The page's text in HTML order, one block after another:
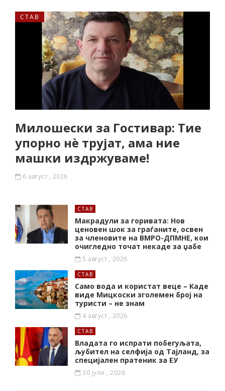
СТАВ
Милошески за Гостивар: Тие
упорно нѐ трујат, ама ние
машки издржуваме!
6 август , 2026
СТАВ
Макрадули за горивата: Нов
ценовен шок за граѓаните, освен
за членовите на ВМРО-ДПМНЕ, кои
очигледно точат некаде за џабе
5 август , 2026
СТАВ
Само вода и користат веце – Каде
виде Мицкоски зголемен број на
туристи – не знам
4 август , 2026
СТАВ
Владата го испрати побегуљата,
љубител на селфија од Тајланд, за
специјален пратеник за ЕУ
30 јули , 2026